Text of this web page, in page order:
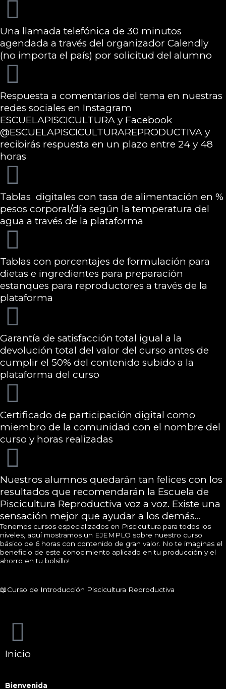
Una llamada telefónica de 30 minutos
agendada a través del organizador Calendly
(no importa el país) por solicitud del alumno
Respuesta a comentarios del tema en nuestras
redes sociales en Instagram
ESCUELAPISCICULTURA y Facebook
@ESCUELAPISCICULTURAREPRODUCTIVA y
recibirás respuesta en un plazo entre 24 y 48
horas
Tablas digitales con tasa de alimentación en %
pesos corporal/día según la temperatura del
agua a través de la plataforma
Tablas con porcentajes de formulación para
dietas e ingredientes para preparación
estanques para reproductores a través de la
plataforma
Garantía de satisfacción total igual a la
devolución total del valor del curso antes de
cumplir el 50% del contenido subido a la
plataforma del curso
Certificado de participación digital como
miembro de la comunidad con el nombre del
curso y horas realizadas
Nuestros alumnos quedarán tan felices con los
resultados que recomendarán la Escuela de
Piscicultura Reproductiva voz a voz. Existe una
sensación mejor que ayudar a los demás...
Tenemos cursos especializados en Piscicultura para todos los
niveles, aquí mostramos un EJEMPLO sobre nuestro curso
básico de 6 horas con contenido de gran valor. No te imaginas el
beneficio de este conocimiento aplicado en tu producción y el
ahorro en tu bolsillo!
📖Curso de Introducción Piscicultura Reproductiva
Inicio
Bienvenida